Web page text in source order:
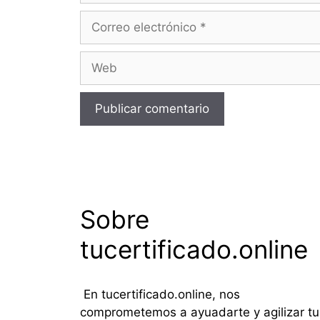
Correo
Web
Sobre
tucertificado.online
En tucertificado.online, nos
comprometemos a ayuadarte y agilizar